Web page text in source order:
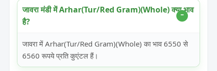
जावरा मंडी में Arhar(Tur/Red Gram)(Whole) क्या भाव
है?
जावरा में Arhar(Tur/Red Gram)(Whole) का भाव 6550 से
6560 रूपये प्रति कुएंटल हैं।